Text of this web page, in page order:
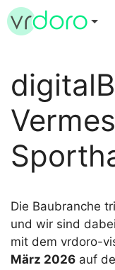
Zum
Inhalt
Die Baubranche
und wir sind
mit dem vrdoro-
März 2026 auf